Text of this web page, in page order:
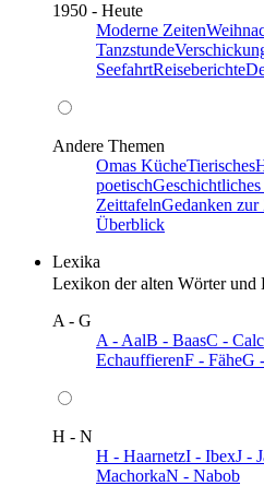
1950 - Heute
Moderne Zeiten
Tanzstunde
SeefahrtReiseberichte
Andere Themen
Omas KücheTierisches
poetischGeschichtliches
ZeittafelnGedanken
Überblick
Lexika
Lexikon der alten Wörter und
A - G
A - AalB - BaasC -
EchauffierenF - FäheG
H - N
H - HaarnetzI - IbexJ -
MachorkaN - Nabob